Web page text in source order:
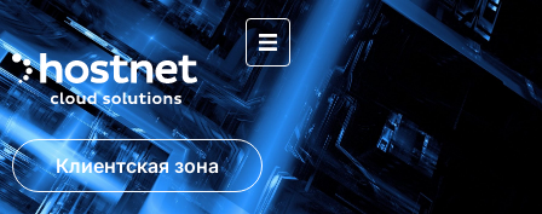
Клиентская зона